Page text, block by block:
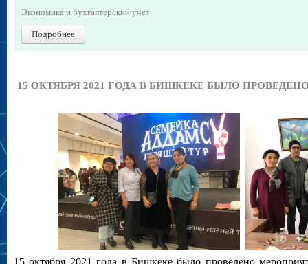
Экономика и бухгалтерский учет
Подробнее
15 ОКТЯБРЯ 2021 ГОДА В БИШКЕКЕ БЫЛО
15 октября 2021 года в Бишкеке было проведено